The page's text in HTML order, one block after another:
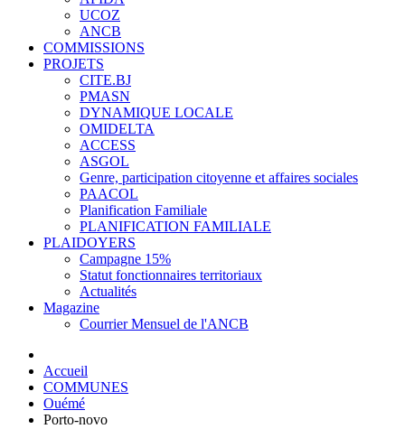
UCOZ
ANCB
COMMISSIONS
PROJETS
CITE.BJ
PMASN
DYNAMIQUE LOCALE
OMIDELTA
ACCESS
ASGOL
Genre, participation citoyenne et affaires sociales
PAACOL
Planification Familiale
PLANIFICATION FAMILIALE
PLAIDOYERS
Campagne 15%
Statut fonctionnaires territoriaux
Actualités
Magazine
Courrier Mensuel de l'ANCB
Accueil
COMMUNES
Ouémé
Porto-novo